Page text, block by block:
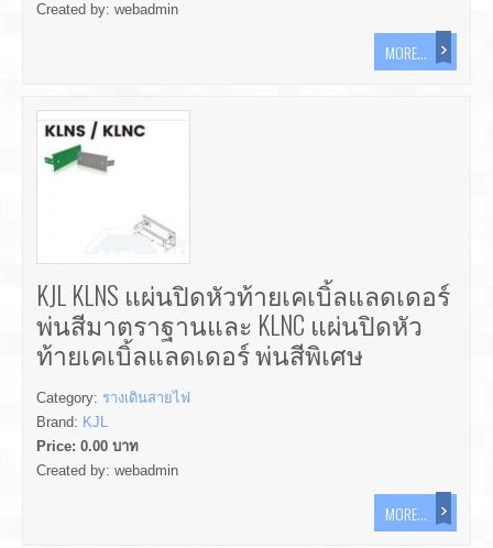
Created by: webadmin
MORE...
KJL KLNS แผ่นปิดหัวท้ายเคเบิ้ลแลดเดอร์
พ่นสีมาตราฐานและ KLNC แผ่นปิดหัว
ท้ายเคเบิ้ลแลดเดอร์ พ่นสีพิเศษ
Category: รางเดินสายไฟ
Brand: KJL
Price: 0.00 บาท
Created by: webadmin
MORE...